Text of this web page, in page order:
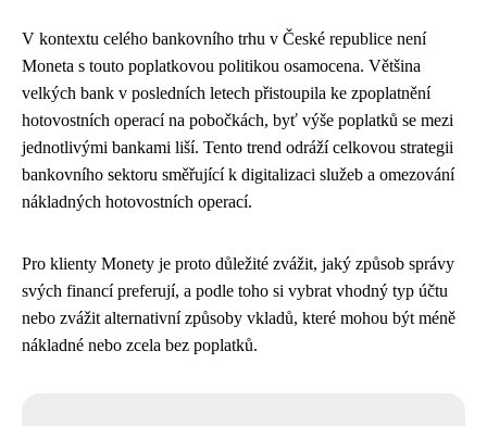
V kontextu celého bankovního trhu v České republice není
Moneta s touto poplatkovou politikou osamocena. Většina
velkých bank v posledních letech přistoupila ke zpoplatnění
hotovostních operací na pobočkách, byť výše poplatků se mezi
jednotlivými bankami liší. Tento trend odráží celkovou strategii
bankovního sektoru směřující k digitalizaci služeb a omezování
nákladných hotovostních operací.
Pro klienty Monety je proto důležité zvážit, jaký způsob správy
svých financí preferují, a podle toho si vybrat vhodný typ účtu
nebo zvážit alternativní způsoby vkladů, které mohou být méně
nákladné nebo zcela bez poplatků.